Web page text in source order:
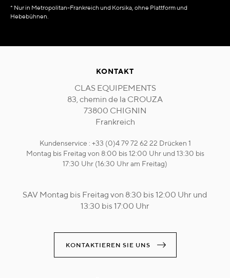
* Nur in Metropolitan-Frankreich und Korsika, ohne Plattform und
Hebebühnen.
KONTAKT
CLAS EQUIPEMENTS
83, chemin de la CROUZA
73800 CHIGNIN
Frankreich
Kundenservice : +33 (0)4 79 72 62 22 Drücken 1
Montag bis Freitag von 8:00 bis 12:00 Uhr und 13:30 bis
17:30 Uhr (16:30 Uhr am Freitag)
SAV Montag bis Freitag von 8:30 bis 12:00 Uhr und
13:30 bis 17:00 Uhr
KONTAKTIEREN SIE UNS